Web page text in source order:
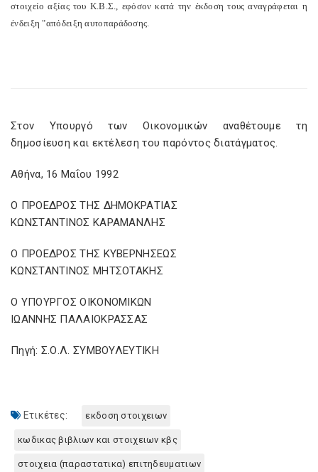
στοιχείο αξίας του Κ.Β.Σ., εφόσον κατά την έκδοση τους αναγράφεται η
ένδειξη "απόδειξη αυτοπαράδοσης.
Στον Υπουργό των Οικονομικών αναθέτουμε τη
δημοσίευση και εκτέλεση του παρόντος διατάγματος.
Αθήνα, 16 Μαΐου 1992
Ο ΠΡΟΕΔΡΟΣ ΤΗΣ ΔΗΜΟΚΡΑΤΙΑΣ
ΚΩΝΣΤΑΝΤΙΝΟΣ ΚΑΡΑΜΑΝΛΗΣ
Ο ΠΡΟΕΔΡΟΣ ΤΗΣ ΚΥΒΕΡΝΗΣΕΩΣ
ΚΩΝΣΤΑΝΤΙΝΟΣ ΜΗΤΣΟΤΑΚΗΣ
Ο ΥΠΟΥΡΓΟΣ ΟΙΚΟΝΟΜΙΚΩΝ
ΙΩΑΝΝΗΣ ΠΑΛΑΙΟΚΡΑΣΣΑΣ
Πηγή: Σ.Ο.Λ. ΣΥΜΒΟΥΛΕΥΤΙΚΗ
Ετικέτες: εκδοση στοιχειων
κωδικας βιβλιων και στοιχειων κβς
στοιχεια (παραστατικα) επιτηδευματιων